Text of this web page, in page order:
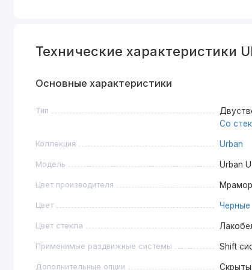
Технические характеристики
Основные характеристики
Тип
Со
Коллекция Urban
Модель Urban
Цвет производителя
Цвет Черные
Цвет стекла
Применимые раздвижные системы Shift
Дополнительные опции